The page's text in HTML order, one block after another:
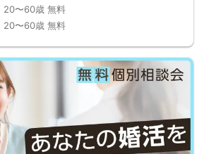
20〜60歳 無料
20〜60歳 無料